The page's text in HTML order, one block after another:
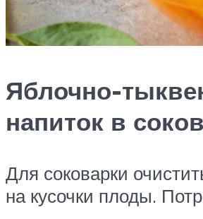
Яблочно-
напиток в
Для соковарки
на кусочки плоды.